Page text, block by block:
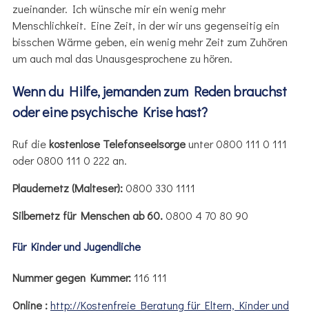
zueinander. Ich wünsche mir ein wenig mehr
Menschlichkeit. Eine Zeit, in der wir uns gegenseitig ein
bisschen Wärme geben, ein wenig mehr Zeit zum Zuhören
um auch mal das Unausgesprochene zu hören.
Wenn du Hilfe, jemanden zum Reden brauchst
oder eine psychische Krise hast?
Ruf diekostenlose Telefonseelsorgeunter 0800 111 0 111
oder 0800 111 0 222 an.
Plaudernetz (Malteser): 0800 330 1111
Silbernetz für Menschen ab 60. 0800 4 70 80 90
Für Kinder und Jugendliche
Nummer gegen Kummer: 116 111
Online :http://Kostenfreie Beratung für Eltern, Kinder und